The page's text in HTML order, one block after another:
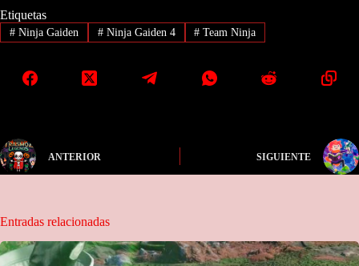
Etiquetas
#Ninja Gaiden #Ninja Gaiden 4 # Team Ninja
ANTERIOR SIGUIENTE
Entradas relacionadas